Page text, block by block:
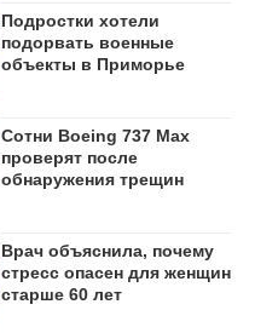
Подростки хотели
подорвать военные
объекты в Приморье
Сотни Boeing 737 Max
проверят после
обнаружения трещин
Врач объяснила, почему
стресс опасен для женщин
старше 60 лет